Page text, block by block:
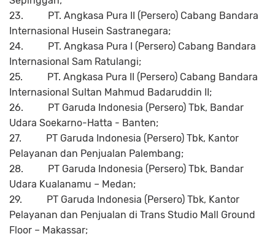
23.
PT. Angkasa Pura II (Persero) Cabang Bandara
Internasional Husein Sastranegara;
24.
PT. Angkasa Pura I (Persero) Cabang Bandara
Internasional Sam Ratulangi;
25.
PT. Angkasa Pura II (Persero) Cabang Bandara
Internasional Sultan Mahmud Badaruddin II;
26.
PT Garuda Indonesia (Persero) Tbk, Bandar
Udara Soekarno-Hatta - Banten;
27.
PT Garuda Indonesia (Persero) Tbk, Kantor
Pelayanan dan Penjualan Palembang;
28.
PT Garuda Indonesia (Persero) Tbk, Bandar
Udara Kualanamu – Medan;
29.
PT Garuda Indonesia (Persero) Tbk, Kantor
Pelayanan dan Penjualan di Trans Studio Mall Ground
Floor – Makassar;